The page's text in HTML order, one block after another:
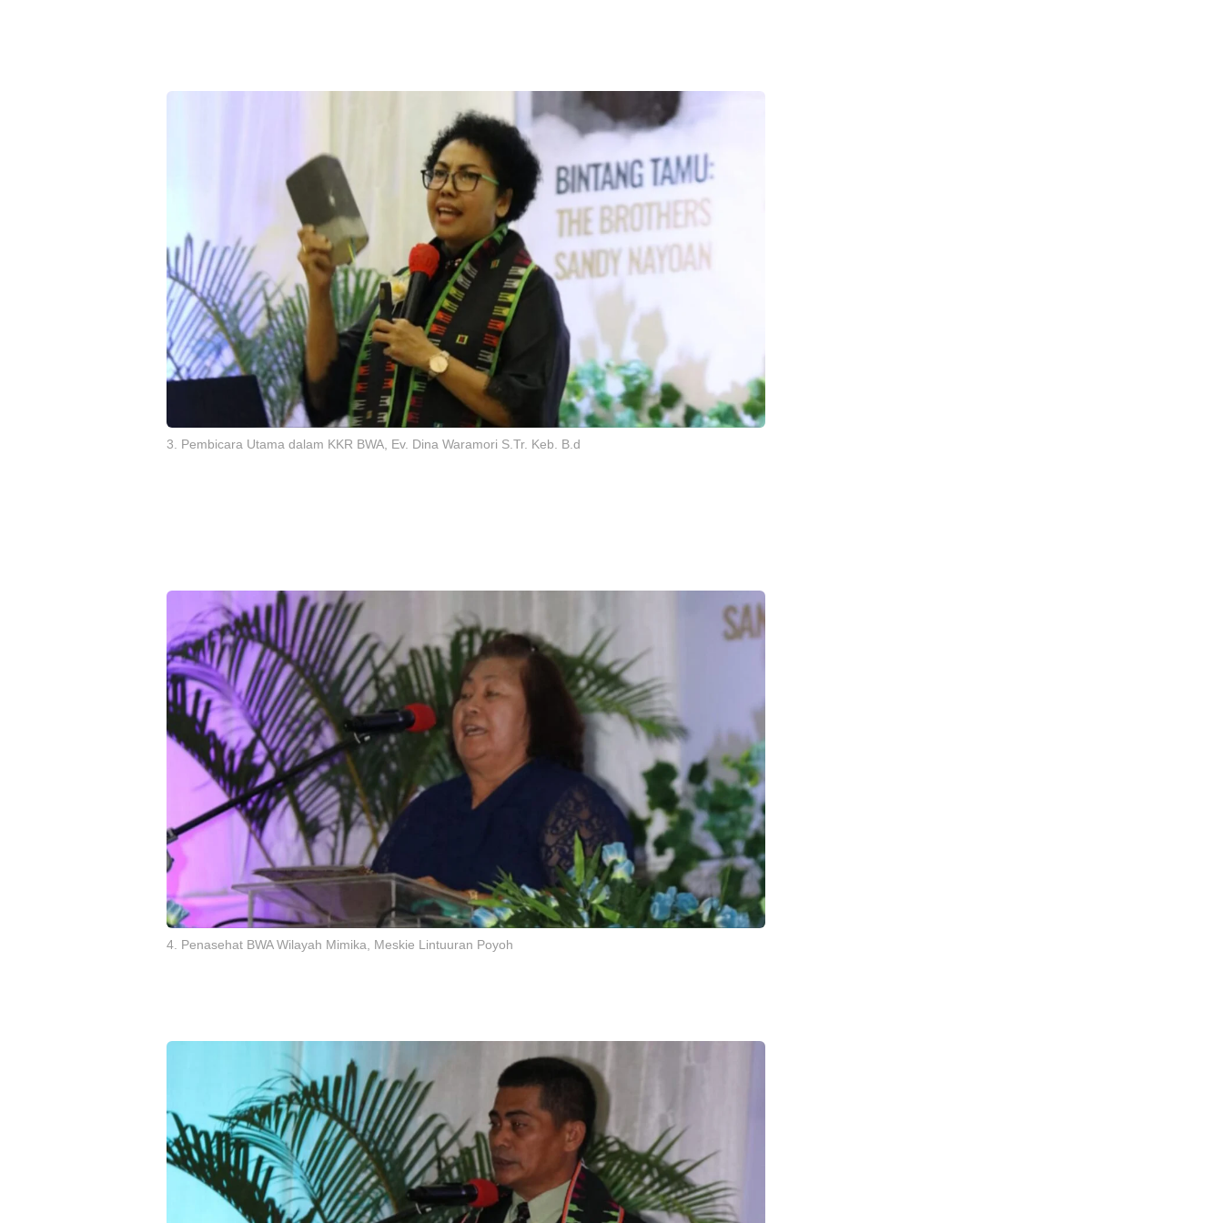
3. Pembicara Utama dalam KKR BWA, Ev. Dina Waramori S.Tr. Keb. B.d
4. Penasehat BWA Wilayah Mimika, Meskie Lintuuran Poyoh
5. Ketua Klasis GMAHK Wilayah Mimika Pdt. Jeskiel Tjao, M.Min